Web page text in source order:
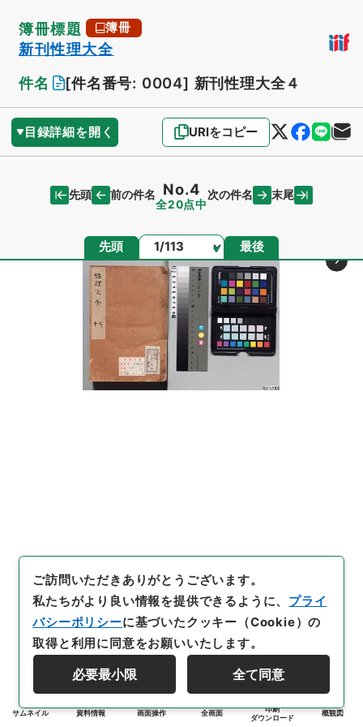
簿冊標題 簿冊
新刊性理大全
件名
[件名番号: 0004] 新刊性理大全４
目録詳細を開く URIをコピー
先頭 前の件名 No.4
全20点中
次の件名 末尾
先頭 ページ 最後
サムネイル 資料情報 画面操作 全画面
印刷
ダウンロード
概観図
ご訪問いただきありがとうございます。
私たちがより良い情報を提供できるように、 プライ
バシーポリシーに基づいたクッキー（Cookie）の
取得と利用に同意をお願いいたします。
必要最小限 全て同意